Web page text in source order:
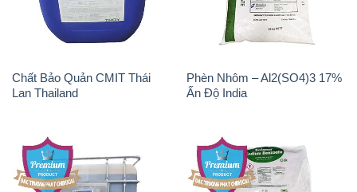
Chất Bảo Quản CMIT Thái
Lan Thailand
Phèn Nhôm – Al2(SO4)3 17%
Ấn Độ India